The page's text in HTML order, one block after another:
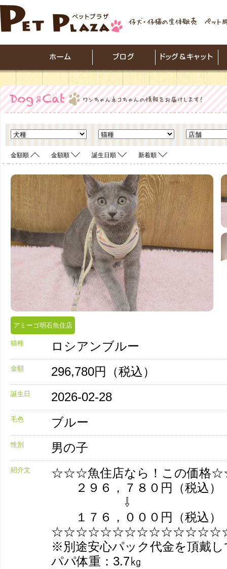
金額順 金額順 誕生日順 新着順
<
アミーゴ明石魚住店
猫種 ロシアンブルー
金額 296,780円（税込）
誕生日 2026-02-28
毛色 ブルー
性別 男の子
紹介文
☆☆☆魚住店なら！この価格
２９６，７８０円（税込
⇩
１７６，０００円（税込
☆☆☆☆☆☆☆☆☆☆☆☆☆☆☆☆
※別途安心パック代金を頂戴
パパ体重：3.7㎏